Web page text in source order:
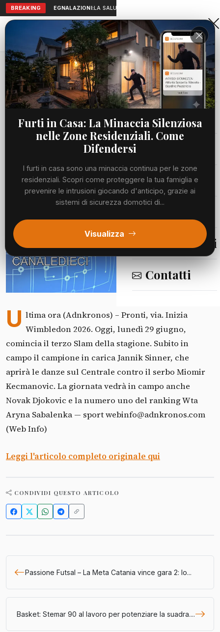
BREAKING SEGNALAZIONI:LA SALUTE A PORTATA DI MANO:
Aranova • NET
PORTALE UTILE AL TERRITORIO
Home
Cronaca
Viabilità
Meteo
Segnalazioni
Contatti
Cronaca Wimbledon, oggi Sinner-Kecmanovic - Diretta
CRONACA
Wimbledon, oggi Sinner-
Kecmanovic - Diretta
LUNEDÌ, 29 GIUGNO 2026 74 LETTURE
U ltima ora (Adnkronos) – Pronti, via. Inizia
Wimbledon 2026. Oggi, lunedì 29 giugno,
comincia il terzo Slam della stagione. Subito in
campo il campione in carica Jannik Sinner, che
aprirà le danze sul Centrale contro il serbo Miomir
Kecmanovic. La giornata vedrà in campo anche
Novak Djokovic e la numero uno del ranking Wta
Aryna Sabalenka — sport webinfo@adnkronos.com
(Web Info)
Leggi l'articolo completo originale qui
CONDIVIDI QUESTO ARTICOLO
Passione Futsal – La Meta Catania vince gara 2: lo...
Basket: Stemar 90 al lavoro per potenziare la suadra....
Furti in Casa: La Minaccia Silenziosa
nelle Zone Residenziali. Come
Difendersi
I furti in casa sono una minaccia continua per le zone
residenziali. Scopri come proteggere la tua famiglia e
prevenire le intrusioni giocando d'anticipo, grazie ai
sistemi di sicurezza domotici di...
Visualizza